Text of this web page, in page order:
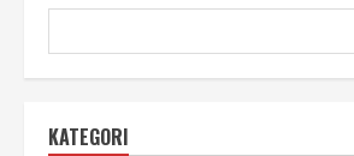
Efisien
KATEGORI